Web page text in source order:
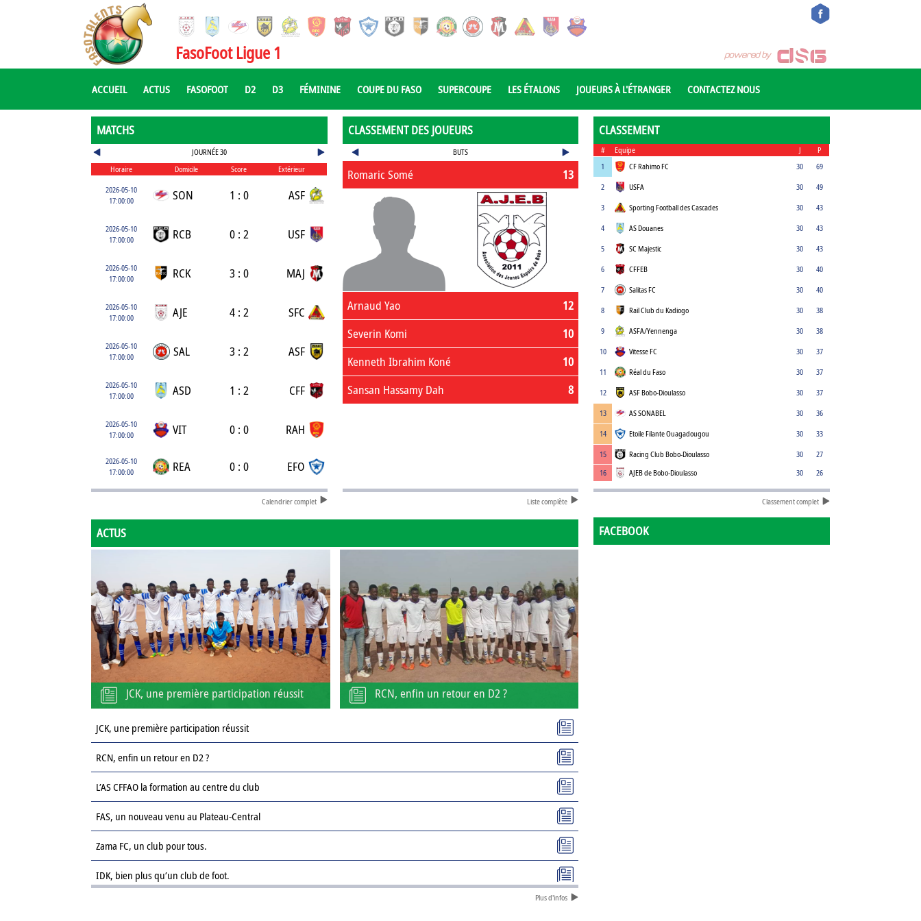
FasoFoot Ligue 1
ACCUEIL ACTUS FASOFOOT D2 D3 FÉMININE COUPE DU FASO SUPERCOUPE LES ÉTALONS JOUEURS À L'ÉTRANGER CONTACTEZ NOUS
MATCHS
JOURNÉE 30
Horaire
Domicile Score
Extérieur
2026-05-10
17:00:00
SON 1 : 0 ASF
2026-05-10
17:00:00
RCB 0 : 2 USF
2026-05-10
17:00:00
RCK 3 : 0 MAJ
2026-05-10
17:00:00
AJE 4 : 2 SFC
2026-05-10
17:00:00
SAL 3 : 2 ASF
2026-05-10
17:00:00
ASD 1 : 2 CFF
2026-05-10
17:00:00
VIT 0 : 0 RAH
2026-05-10
17:00:00
REA 0 : 0 EFO
Calendrier complet
CLASSEMENT DES JOUEURS
BUTS
13
Romaric Somé
12
Arnaud Yao
10
Severin Komi
10
Kenneth Ibrahim Koné
8
Sansan Hassamy Dah
Liste complète
CLASSEMENT
# Equipe J
P
1
CF Rahimo FC 30
69
2
USFA 30
49
3
Sporting Football des Cascades 30
43
4
AS Douanes 30
43
5
SC Majestic 30
43
6
CFFEB 30
40
7
Salitas FC 30
40
8
Rail Club du Kadiogo 30
38
9
ASFA/Yennenga 30
38
10
Vitesse FC 30
37
11
Réal du Faso 30
37
12
ASF Bobo-Dioulasso 30
37
13
AS SONABEL 30
36
14
Etoile Filante Ouagadougou 30
33
15
Racing Club Bobo-Dioulasso 30
27
16
AJEB de Bobo-Dioulasso 30 26
Classement complet
ACTUS
JCK, une première participation réussit RCN, enfin un retour en D2 ?
JCK, une première participation réussit
RCN, enfin un retour en D2 ?
L’AS CFFAO la formation au centre du club
FAS, un nouveau venu au Plateau-Central
Zama FC, un club pour tous.
IDK, bien plus qu’un club de foot.
Plus d'infos
FACEBOOK